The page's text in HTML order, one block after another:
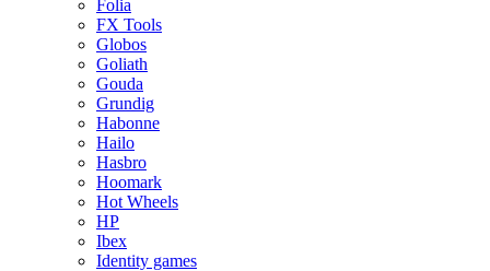
Folia
FX Tools
Globos
Goliath
Gouda
Grundig
Habonne
Hailo
Hasbro
Hoomark
Hot Wheels
HP
Ibex
Identity games